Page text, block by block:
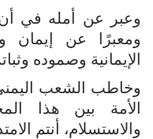
وعبر عن أمله في
ومعبرًا عن إيمان
الإيمانية وصموده
وخاطب الشعب اليمني
الأمة بين هذا
والاستسلام، أنتم